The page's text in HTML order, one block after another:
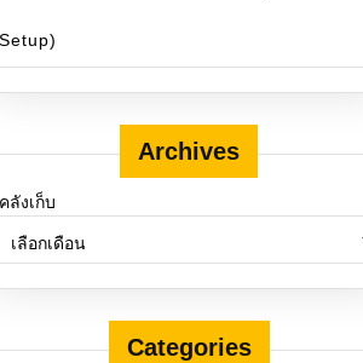
Setup)
Archives
คลังเก็บ
Categories